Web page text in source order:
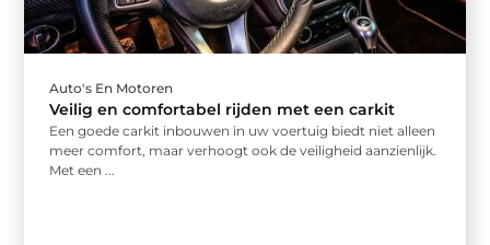
Auto's En Motoren
Veilig en comfortabel rijden met een carkit
Een goede carkit inbouwen in uw voertuig biedt niet alleen
meer comfort, maar verhoogt ook de veiligheid aanzienlijk.
Met een ...